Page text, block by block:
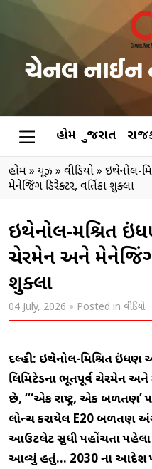
હોમ ગુજરાત
હોમ» ન્યૂઝ » વીડિયો» ઇથેનોલ-
મેનેજિંગ ડિરેક્ટર, વર્તિકા શુક્લા
ઇથેનોલ-મિશ્રિત
ચેરમેન અને મેનેજિંગ
શુક્લા
04 July, 2026 Posted in વીડિયો
દિલ્હી: ઇથેનોલ-મિશ્રિત ઇંધણ
લિમિટેડના ભૂતપૂર્વ ચેરમેન અને
છે, “‘એક રાષ્ટ્ર, એક બળતણ’
લોન્ચ કરાયેલ E20 બળતણ
આઉટલેટ સુધી પહોંચતા પહેલા
આવ્યું હતું… 2030 ના આદેશ